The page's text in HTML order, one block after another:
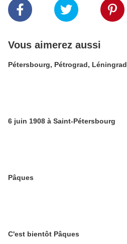
Vous aimerez aussi
Pétersbourg, Pétrograd, Léningrad
6 juin 1908 à Saint-Pétersbourg
Pâques
C'est bientôt Pâques